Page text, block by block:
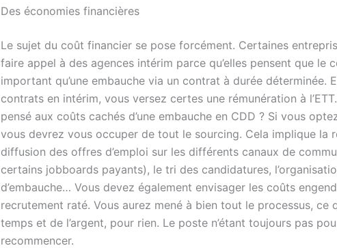
Des économies financières
Le sujet du coût financier se pose forcément. Certaines
faire appel à des agences intérim parce qu’elles pensent que le
important qu’une embauche via un contrat à durée déterminée.
contrats en intérim, vous versez certes une rémunération à
pensé aux coûts cachés d’une embauche en CDD ? Si vous
vous devrez vous occuper de tout le sourcing. Cela implique la
diffusion des offres d’emploi sur les différents canaux de
certains jobboards payants), le tri des candidatures,
d’embauche… Vous devez également envisager les coûts
recrutement raté. Vous aurez mené à bien tout le processus, ce
temps et de l’argent, pour rien. Le poste n’étant toujours pas
recommencer.